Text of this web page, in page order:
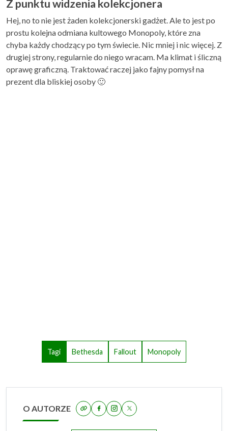
Z punktu widzenia kolekcjonera
Hej, no to nie jest żaden kolekcjonerski gadżet. Ale to jest po
prostu kolejna odmiana kultowego Monopoly, które zna
chyba każdy chodzący po tym świecie. Nic mniej i nic więcej. Z
drugiej strony, regularnie do niego wracam. Ma klimat i śliczną
oprawę graficzną. Traktować raczej jako fajny pomysł na
prezent dla bliskiej osoby 🙂
Tagi Bethesda Fallout Monopoly
O AUTORZE